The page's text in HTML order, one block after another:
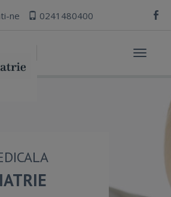
ne 0241480400
Toggle